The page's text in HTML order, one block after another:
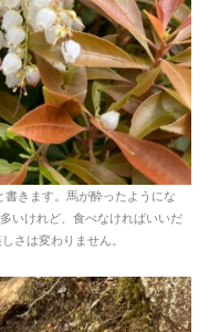
きます。馬が酔ったようにな
いけれど、食べなければいいだ
さは変わりません。